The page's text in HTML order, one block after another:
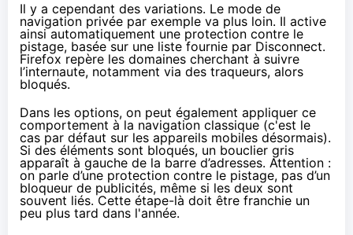
Il y a cependant des variations. Le mode de
navigation privée par exemple va plus loin. Il active
ainsi automatiquement une protection contre le
pistage, basée sur une liste fournie par Disconnect.
Firefox repère les domaines cherchant à suivre
l’internaute, notamment via des traqueurs, alors
bloqués.
Dans les options, on peut également appliquer ce
comportement à la navigation classique (c'est le
cas par défaut sur les appareils mobiles désormais).
Si des éléments sont bloqués, un bouclier gris
apparaît à gauche de la barre d’adresses. Attention :
on parle d’une protection contre le pistage, pas d’un
bloqueur de publicités, même si les deux sont
souvent liés. Cette étape-là doit être franchie un
peu plus tard dans l'année.